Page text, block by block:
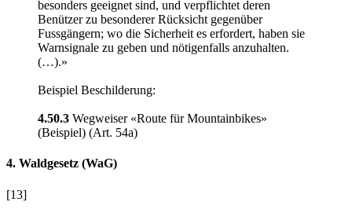
besonders geeignet sind, und verpflichtet deren
Benützer zu besonderer Rücksicht gegenüber
Fussgängern; wo die Sicherheit es erfordert, haben sie
Warnsignale zu geben und nötigenfalls anzuhalten.
(…).»
Beispiel Beschilderung:
4.50.3 Wegweiser «Route für Mountainbikes»
(Beispiel) (Art. 54a)
4. Waldgesetz (WaG)
[13]